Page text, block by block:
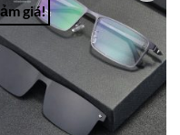
giá!
Add to
Wishlist